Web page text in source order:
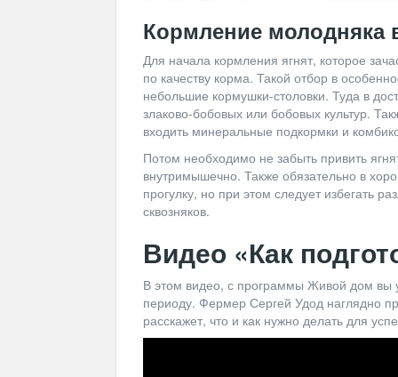
Кормление молодняка
Для начала кормления ягнят, которое
по качеству корма. Такой отбор в
небольшие кормушки-столовки. Туда в
злаково-бобовых или бобовых культур.
входить минеральные подкормки и
Потом необходимо не забыть привить
внутримышечно. Также обязательно в
прогулку, но при этом следует избегать
сквозняков.
Видео «Как
В этом видео, с программы Живой дом вы
периоду. Фермер Сергей Удод наглядно
расскажет, что и как нужно делать для